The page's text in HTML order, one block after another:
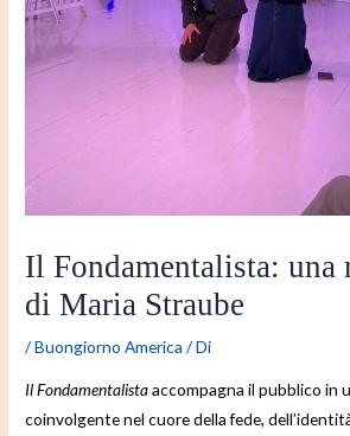
Il Fondamentalista: una
di Maria Straube
/Buongiorno America / Di
Il Fondamentalistaaccompagna il pubblico in
coinvolgente nel cuore della fede,